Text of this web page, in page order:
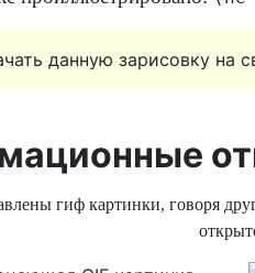
данную зарисовку на
гиф картинки, говоря